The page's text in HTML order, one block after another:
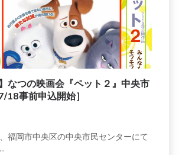
なつの映画会『ペット２』中央市
18事前申込開始］
福岡市中央区の中央市民センターにて